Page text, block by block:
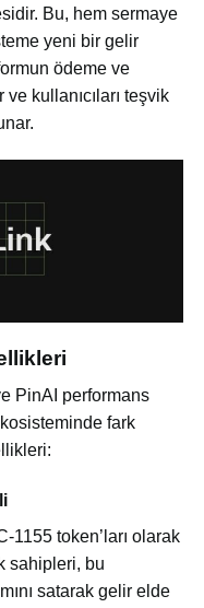
Bu, hem sermaye
yeni bir gelir
ödeme ve
ve kullanıcıları teşvik
PinAI performans
fark
1155 token’ları olarak
sahipleri, bu
satarak gelir elde